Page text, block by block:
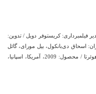
فیلمبرداری: کریستوفر دویل / تدوین:
اسحاق دی‌بانکول، بیل مورای، گائل
گارسیا برنال، تیلدا سوئینتون، جان هارت، پاز دی یا هوئرتا / محصول: 2009، آمریکا، اسپانیا،